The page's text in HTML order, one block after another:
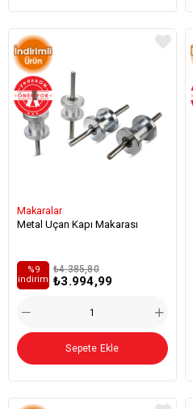
Makaralar
Metal Uçan Kapı Makarası
₺3.994,99
₺4.385,80
%9
i̇ndirim
Sepete Ekle